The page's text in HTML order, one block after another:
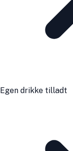
Egen drikke tilladt